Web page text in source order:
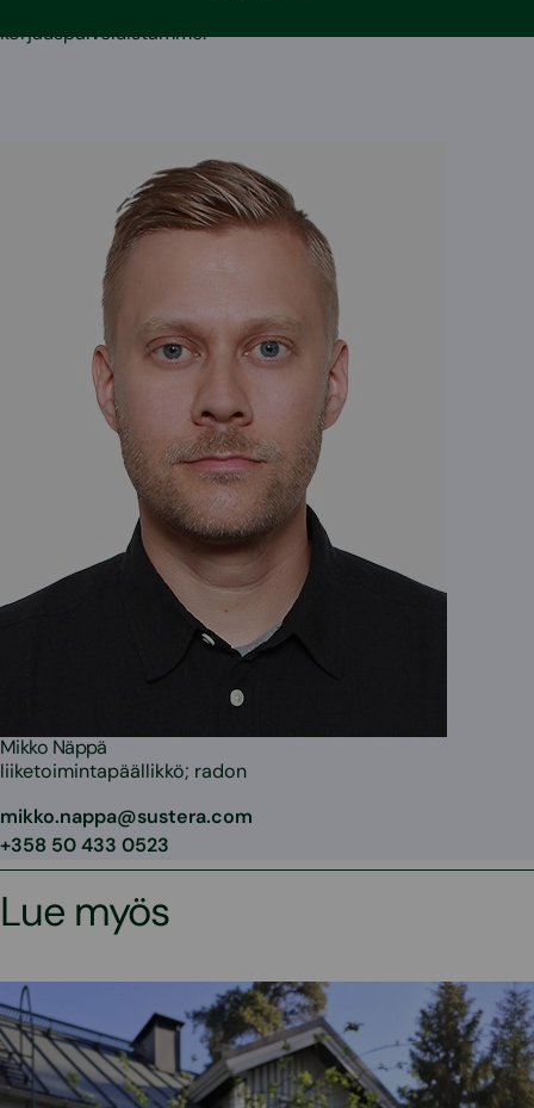
korjauspalveluistamme.
Mikko Näppä
liiketoimintapäällikkö; radon
mikko.nappa@sustera.com
+358 50 433 0523
Lue myös